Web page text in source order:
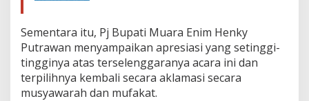
Sementara itu, Pj Bupati Muara Enim Henky
Putrawan menyampaikan apresiasi yang setinggi-
tingginya atas terselenggaranya acara ini dan
terpilihnya kembali secara aklamasi secara
musyawarah dan mufakat.